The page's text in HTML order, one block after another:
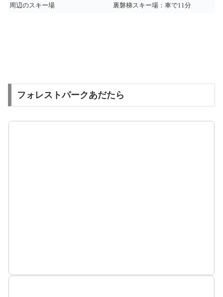
周辺のスキー場 裏磐梯スキー場：車で11分
フォレストパークあだたら